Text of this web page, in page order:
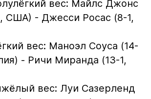
вес: Майлс Джонс
США) - Джесси Росас (8-1,
вес: Маноэл Соуса (14-
- Ричи Миранда (13-1,
вес: Луи Сазерленд